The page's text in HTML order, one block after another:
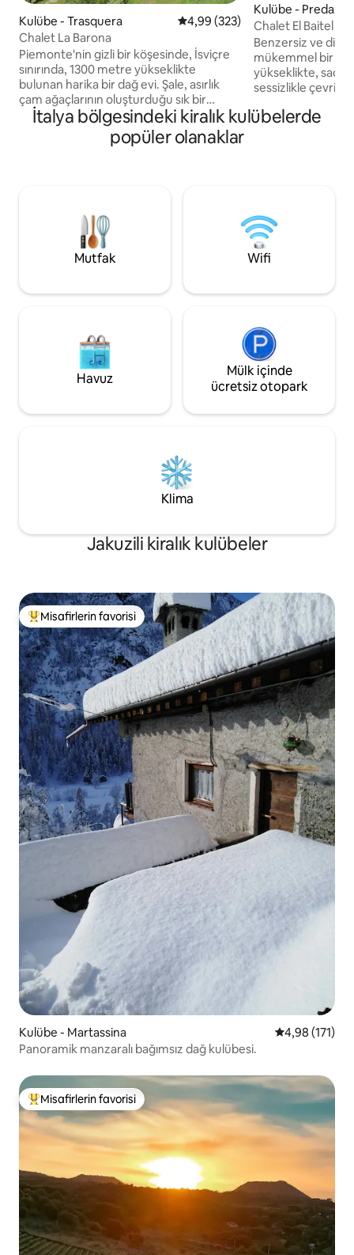
Kulübe - Trasquera 5 üzerinden ortalama 4,99
4,99 (323)
Chalet La Barona
Piemonte'nin gizli bir köşesinde, İsviçre
sınırında, 1300 metre yükseklikte
bulunan harika bir dağ evi. Şale, asırlık
çam ağaçlarının oluşturduğu sık bir
ormanla çevrili, çayır, mera ve sebze
bahçelerinden oluşan yeşil bir vahada
bulunmaktadır. Huzur, kendinizle ve
dağ evinden yaklaşık 500 metre uzağa
park etmeniz gerekecek, bagajlarınızı
taşımak için size yardımcı olmaktan
mutluluk duyarız!
Kulübe - Predazzo
Chalet El Baitel -
kalbi
Benzersiz ve
mükemmel bir
yükseklikte,
sessizlikle çevrili
(jakuzi, sauna,
sonunda sauna/
tadını çıkarın!
İtalya bölgesindeki kiralık kulübelerde
popüler olanaklar
Mutfak Wifi
Havuz
Mülk içinde
ücretsiz otopark
Klima
Jakuzili kiralık kulübeler
Misafirlerin favorilerinden en beğenilenler arasında
Misafirlerin favorisi
Kulübe - Martassina 5 üzerinden
4,98 (171)
Panoramik manzaralı bağımsız dağ kulübesi.
Misafirlerin favorilerinden en beğenilenler arasında
Misafirlerin favorisi